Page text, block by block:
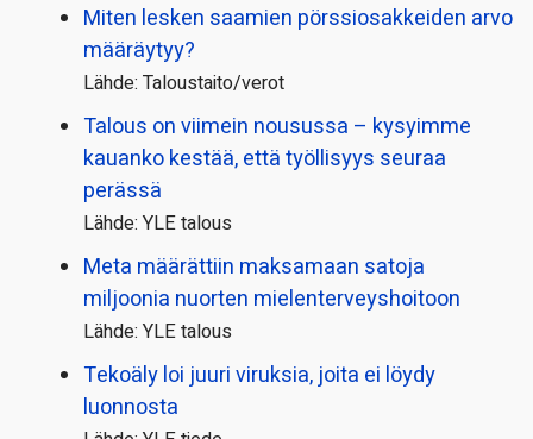
Miten lesken saamien pörssi­osakkeiden arvo
määräytyy?
Lähde: Taloustaito/verot
Talous on viimein nousussa – kysyimme
kauanko kestää, että työllisyys seuraa
perässä
Lähde: YLE talous
Meta määrättiin maksamaan satoja
miljoonia nuorten mielenterveyshoitoon
Lähde: YLE talous
Tekoäly loi juuri viruksia, joita ei löydy
luonnosta